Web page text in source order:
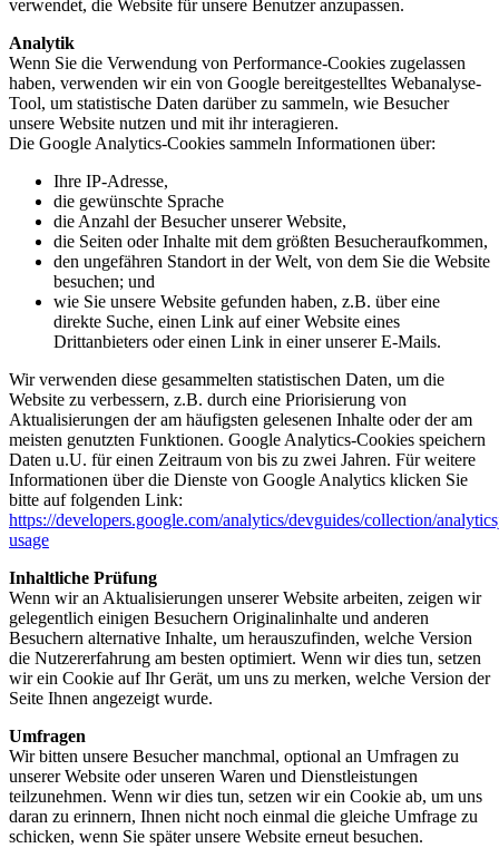
verwendet, die Website für unsere Benutzer anzupassen.
Analytik
Wenn Sie die Verwendung von Performance-Cookies zugelassen
haben, verwenden wir ein von Google bereitgestelltes Webanalyse-
Tool, um statistische Daten darüber zu sammeln, wie Besucher
unsere Website nutzen und mit ihr interagieren.
Die Google Analytics-Cookies sammeln Informationen über:
Ihre IP-Adresse,
die gewünschte Sprache
die Anzahl der Besucher unserer Website,
die Seiten oder Inhalte mit dem größten Besucheraufkommen,
den ungefähren Standort in der Welt, von dem Sie die Website
besuchen; und
wie Sie unsere Website gefunden haben, z.B. über eine
direkte Suche, einen Link auf einer Website eines
Drittanbieters oder einen Link in einer unserer E-Mails.
Wir verwenden diese gesammelten statistischen Daten, um die
Website zu verbessern, z.B. durch eine Priorisierung von
Aktualisierungen der am häufigsten gelesenen Inhalte oder der am
meisten genutzten Funktionen. Google Analytics-Cookies speichern
Daten u.U. für einen Zeitraum von bis zu zwei Jahren. Für weitere
Informationen über die Dienste von Google Analytics klicken Sie
bitte auf folgenden Link:
https://developers.google.com/analytics/devguides/collection/
usage
Inhaltliche Prüfung
Wenn wir an Aktualisierungen unserer Website arbeiten, zeigen wir
gelegentlich einigen Besuchern Originalinhalte und anderen
Besuchern alternative Inhalte, um herauszufinden, welche Version
die Nutzererfahrung am besten optimiert. Wenn wir dies tun, setzen
wir ein Cookie auf Ihr Gerät, um uns zu merken, welche Version der
Seite Ihnen angezeigt wurde.
Umfragen
Wir bitten unsere Besucher manchmal, optional an Umfragen zu
unserer Website oder unseren Waren und Dienstleistungen
teilzunehmen. Wenn wir dies tun, setzen wir ein Cookie ab, um uns
daran zu erinnern, Ihnen nicht noch einmal die gleiche Umfrage zu
schicken, wenn Sie später unsere Website erneut besuchen.